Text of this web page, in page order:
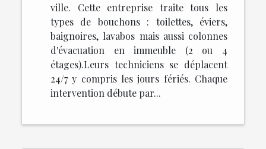
ville. Cette entreprise traite tous les
types de bouchons : toilettes, éviers,
baignoires, lavabos mais aussi colonnes
d'évacuation en immeuble (2 ou 4
étages).Leurs techniciens se déplacent
24/7 y compris les jours fériés. Chaque
intervention débute par...